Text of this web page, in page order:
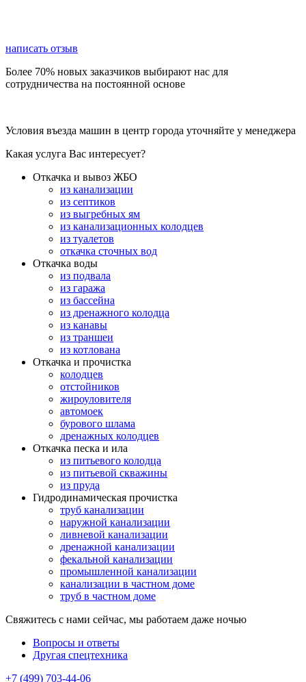
написать отзыв
Более 70% новых заказчиков выбирают нас для
сотрудничества на постоянной основе
Условия въезда машин в центр города уточняйте у менеджера
Какая услуга Вас интересует?
Откачка и вывоз ЖБО
из канализации
из септиков
из выгребных ям
из канализационных колодцев
из туалетов
откачка сточных вод
Откачка воды
из подвала
из гаража
из бассейна
из дренажного колодца
из канавы
из траншеи
из котлована
Откачка и прочистка
колодцев
отстойников
жироуловителя
автомоек
бурового шлама
дренажных колодцев
Откачка песка и ила
из питьевого колодца
из питьевой скважины
из пруда
Гидродинамическая прочистка
труб канализации
наружной канализации
ливневой канализации
дренажной канализации
фекальной канализации
промышленной канализации
канализации в частном доме
труб в частном доме
Свяжитесь с нами сейчас, мы работаем даже ночью
Вопросы и ответы
Другая спецтехника
+7 (499) 703-44-06